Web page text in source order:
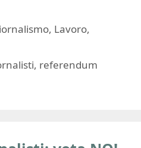
, Lavoro,
, referendum